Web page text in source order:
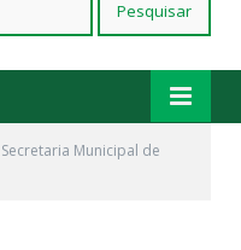
Secretaria Municipal de